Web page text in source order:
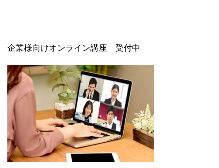
企業様向けオンライン講座 受付中